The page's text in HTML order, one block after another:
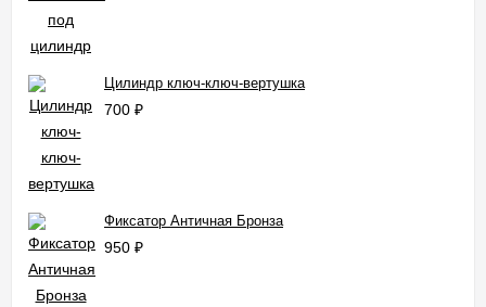
Цилиндр ключ-ключ-вертушка
700 ₽
Фиксатор Античная Бронза
950 ₽